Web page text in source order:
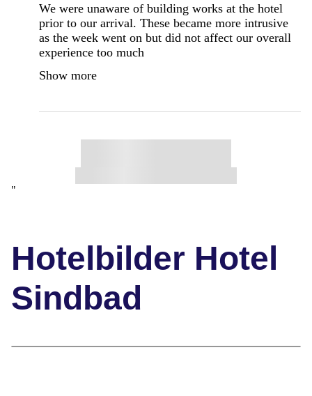
We were unaware of building works at the hotel
prior to our arrival. These became more intrusive
as the week went on but did not affect our overall
experience too much
Show more
"
Hotelbilder Hotel
Sindbad